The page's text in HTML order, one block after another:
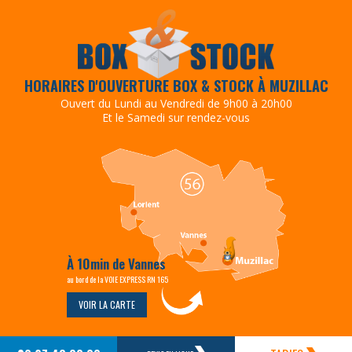
HORAIRES D'OUVERTURE BOX & STOCK À MUZILLAC
Ouvert du Lundi au Vendredi de 9h00 à 20h00
Et le Samedi sur rendez-vous
À 10min de Vannes
au bord de la VOIE EXPRESS RN 165
VOIR LA CARTE